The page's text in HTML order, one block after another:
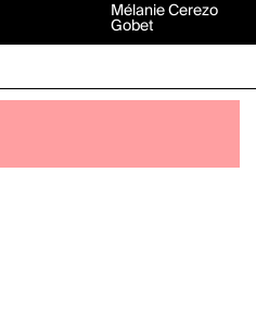
Mélanie Cerezo
Gobet